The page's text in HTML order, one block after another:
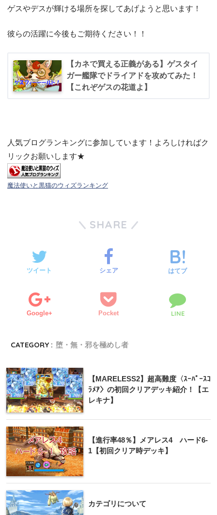
ゲスやデスが輝ける場所を探してあげようと思います！
彼らの活躍に今後もご期待ください！！
【カネで買える正義がある】ゲスタイ
ガー艦隊でドライアドを攻めてみた！
【これぞゲスの花道よ】
人気ブログランキングに参加しています！よろしければク
リックお願いします★
魔法使いと黒猫のウィズランキング
SHARE
ツイート シェア はてブ
Google+ Pocket LINE
CATEGORY : 堕・無・邪を極めし者
【MARELESS2】超高難度〈ｽｰﾊﾟｰｽｺ
ﾗﾒｱ〉の初回クリアデッキ紹介！【エ
レキナ】
【進行率48％】メアレス4 ハード6-
1【初回クリア時デッキ】
カテゴリについて